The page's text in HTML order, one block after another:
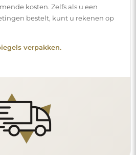
kosten. Zelfs als u een
bestelt, kunt u rekenen op
verpakken.